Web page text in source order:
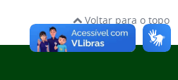
Voltar para o topo